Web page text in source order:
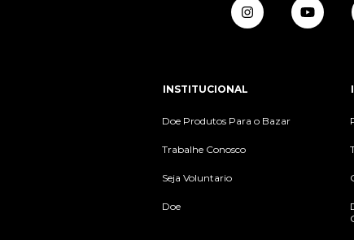
INSTITUCIONAL
Doe Produtos Para o Bazar
Trabalhe Conosco
Seja Voluntario
Doe